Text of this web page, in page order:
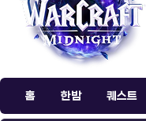
홈 한밤 퀘스트